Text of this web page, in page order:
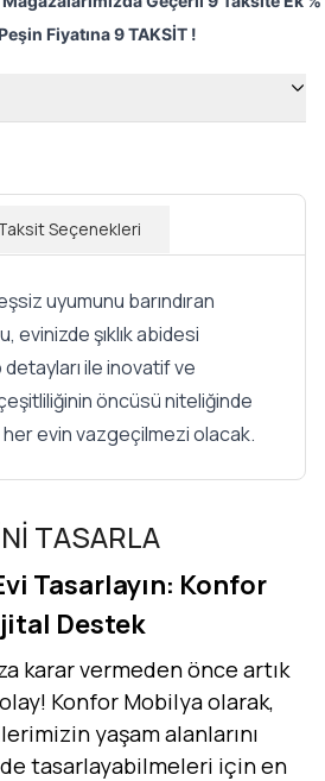
Fiyatına 9 TAKSİT !
Seçenekleri
uyumunu barındıran
evinizde şıklık abidesi
ile inovatif ve
öncüsü niteliğinde
evin vazgeçilmezi olacak.
TASARLA
Tasarlayın: Konfor
Destek
karar vermeden önce artık
Konfor Mobilya olarak,
yaşam alanlarını
tasarlayabilmeleri için en